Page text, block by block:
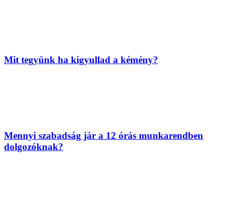
Mit tegyünk ha kigyullad a kémény?
Mennyi szabadság jár a 12 órás munkarendben
dolgozóknak?